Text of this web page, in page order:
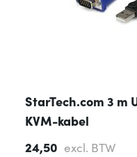
StarTech.com 3 m
KVM-kabel
24,50 excl. BTW